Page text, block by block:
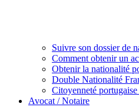
Suivre son dossier de
Comment obtenir un
Obtenir la nationalité
Double Nationalité
Citoyenneté portugaise
Avocat / Notaire